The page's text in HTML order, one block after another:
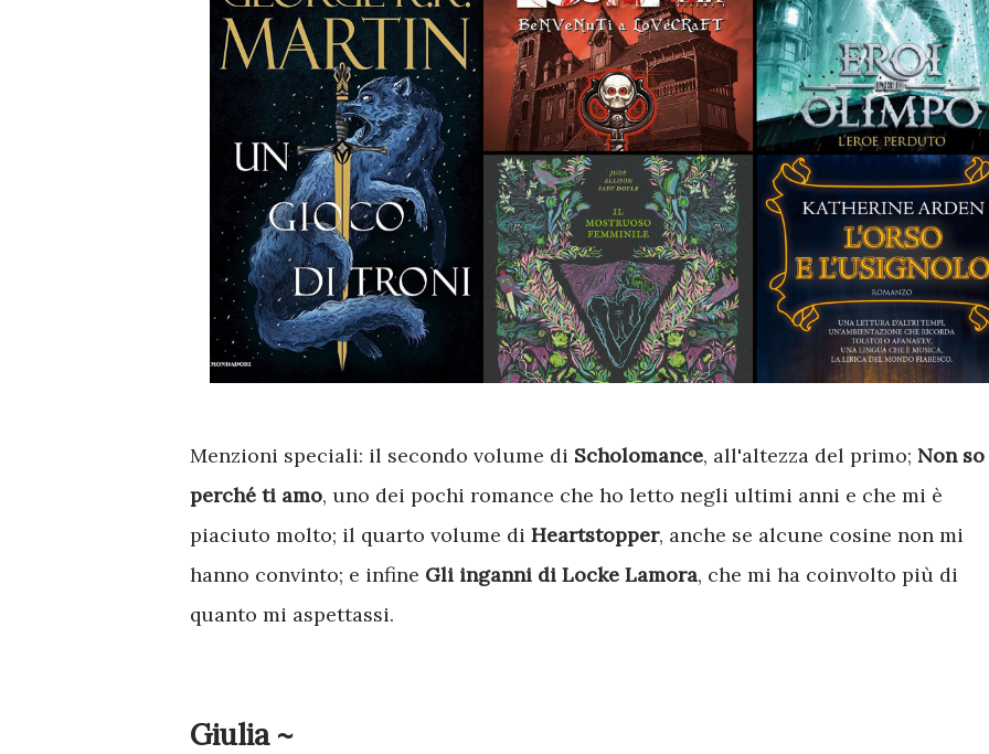
Menzioni speciali: il secondo volume di Scholomance, all'altezza del primo; Non so
perché ti amo, uno dei pochi romance che ho letto negli ultimi anni e che mi è
piaciuto molto; il quarto volume di Heartstopper, anche se alcune cosine non mi
hanno convinto; e infine Gli inganni di Locke Lamora, che mi ha coinvolto più di
quanto mi aspettassi.
Giulia ~